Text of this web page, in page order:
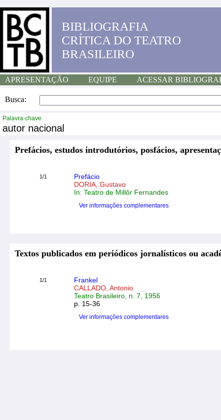
BIBLIOGRAFIA
CRÍTICA DO TEATRO
BRASILEIRO
APRESENTAÇÃO EQUIPE ACESSAR
Busca:
Palavra-chave
autor nacional
Prefácios, estudos introdutórios, posfácios,
1/1
Prefácio
DORIA, Gustavo
In: Teatro de Millôr Fernandes
Ver informações complementares
Textos publicados em periódicos jornalísticos ou
1/1
Frankel
CALLADO, Antonio
Teatro Brasileiro, n. 7, 1956
p. 15-36
Ver informações complementares